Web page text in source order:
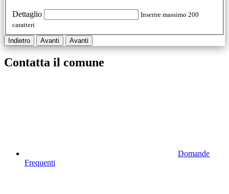
Dettaglio
Inserire massimo 200
caratteri
Indietro Avanti Avanti
Contatta il comune
Domande
Frequenti